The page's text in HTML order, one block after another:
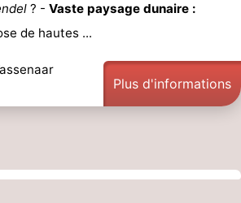
? - Vaste paysage dunaire :
de hautes ...
Plus d'informations